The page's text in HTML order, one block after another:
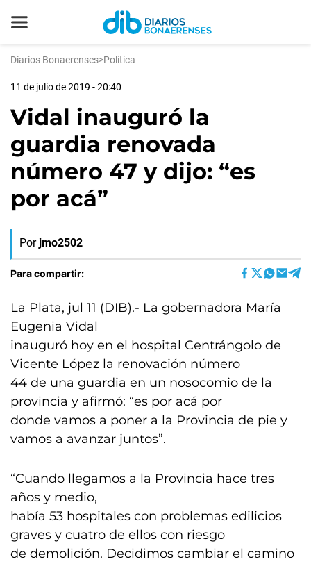
Diarios Bonaerenses>Política
11 de julio de 2019 - 20:40
Vidal inauguró la
guardia renovada
número 47 y dijo: “es
por acá”
Por jmo2502
Para compartir:
La Plata, jul 11 (DIB).- La gobernadora María
Eugenia Vidal
inauguró hoy en el hospital Centrángolo de
Vicente López la renovación número
44 de una guardia en un nosocomio de la
provincia y afirmó: “es por acá por
donde vamos a poner a la Provincia de pie y
vamos a avanzar juntos”.
“Cuando llegamos a la Provincia hace tres
años y medio,
había 53 hospitales con problemas edilicios
graves y cuatro de ellos con riesgo
de demolición. Decidimos cambiar el camino